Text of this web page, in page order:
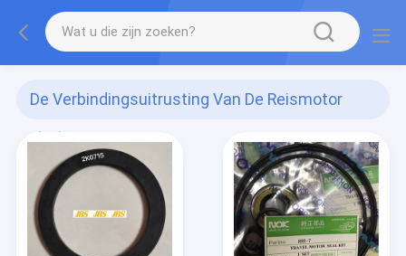
De Verbindingsuitrusting Van De Reismotor
(18)